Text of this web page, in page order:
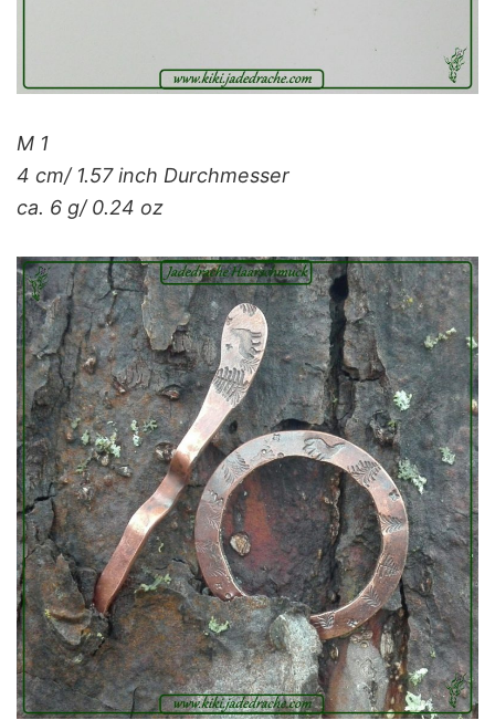
M 1
4 cm/ 1.57 inch Durchmesser
ca. 6 g/ 0.24 oz